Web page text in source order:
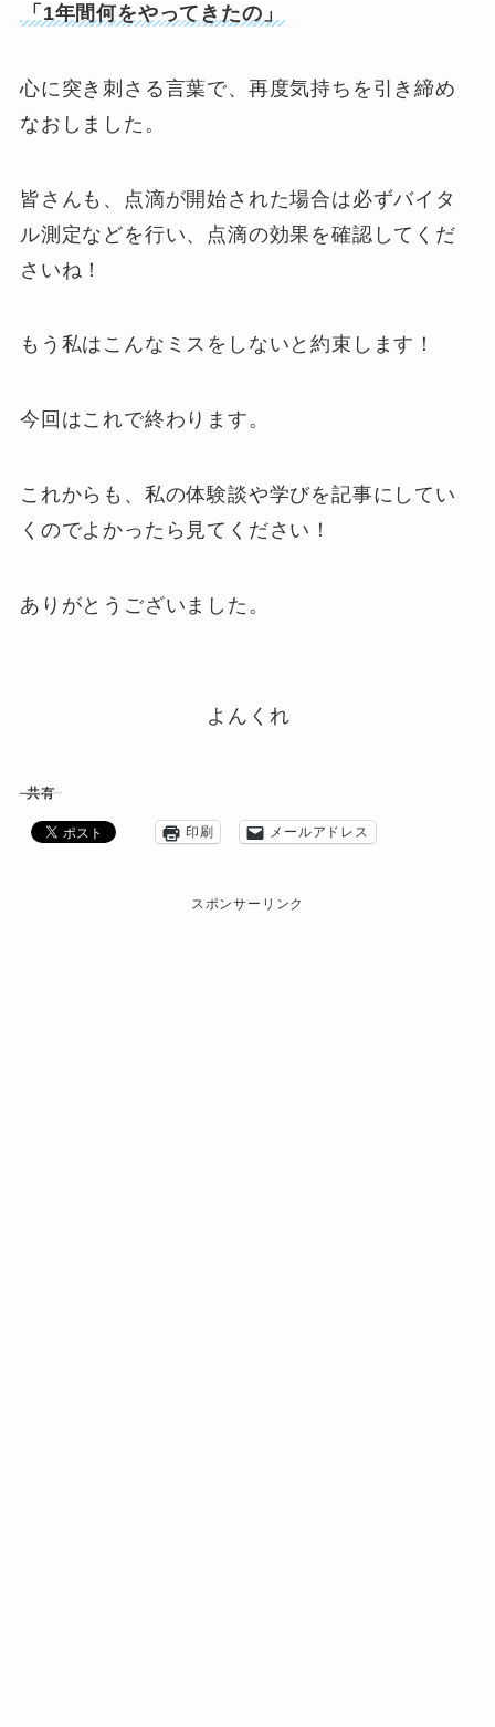
「1年間何をやってきたの」
心に突き刺さる言葉で、再度気持ちを引き締め
なおしました。
皆さんも、点滴が開始された場合は必ずバイタ
ル測定などを行い、点滴の効果を確認してくだ
さいね！
もう私はこんなミスをしないと約束します！
今回はこれで終わります。
これからも、私の体験談や学びを記事にしてい
くのでよかったら見てください！
ありがとうございました。
よんくれ
共有
印刷 メールアドレス
スポンサーリンク